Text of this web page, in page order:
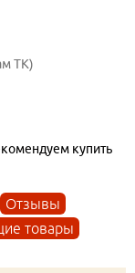
ТК)
купить
Отзывы
товары